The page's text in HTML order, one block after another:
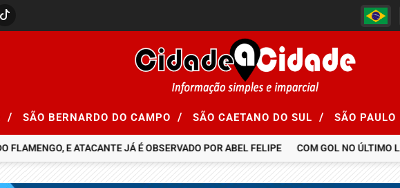
/ SÃO BERNARDO DO CAMPO / SÃO CAETANO DO SUL / SÃO PAULO
E ATACANTE JÁ É OBSERVADO POR ABEL FELIPE COM GOL NO ÚLTIMO